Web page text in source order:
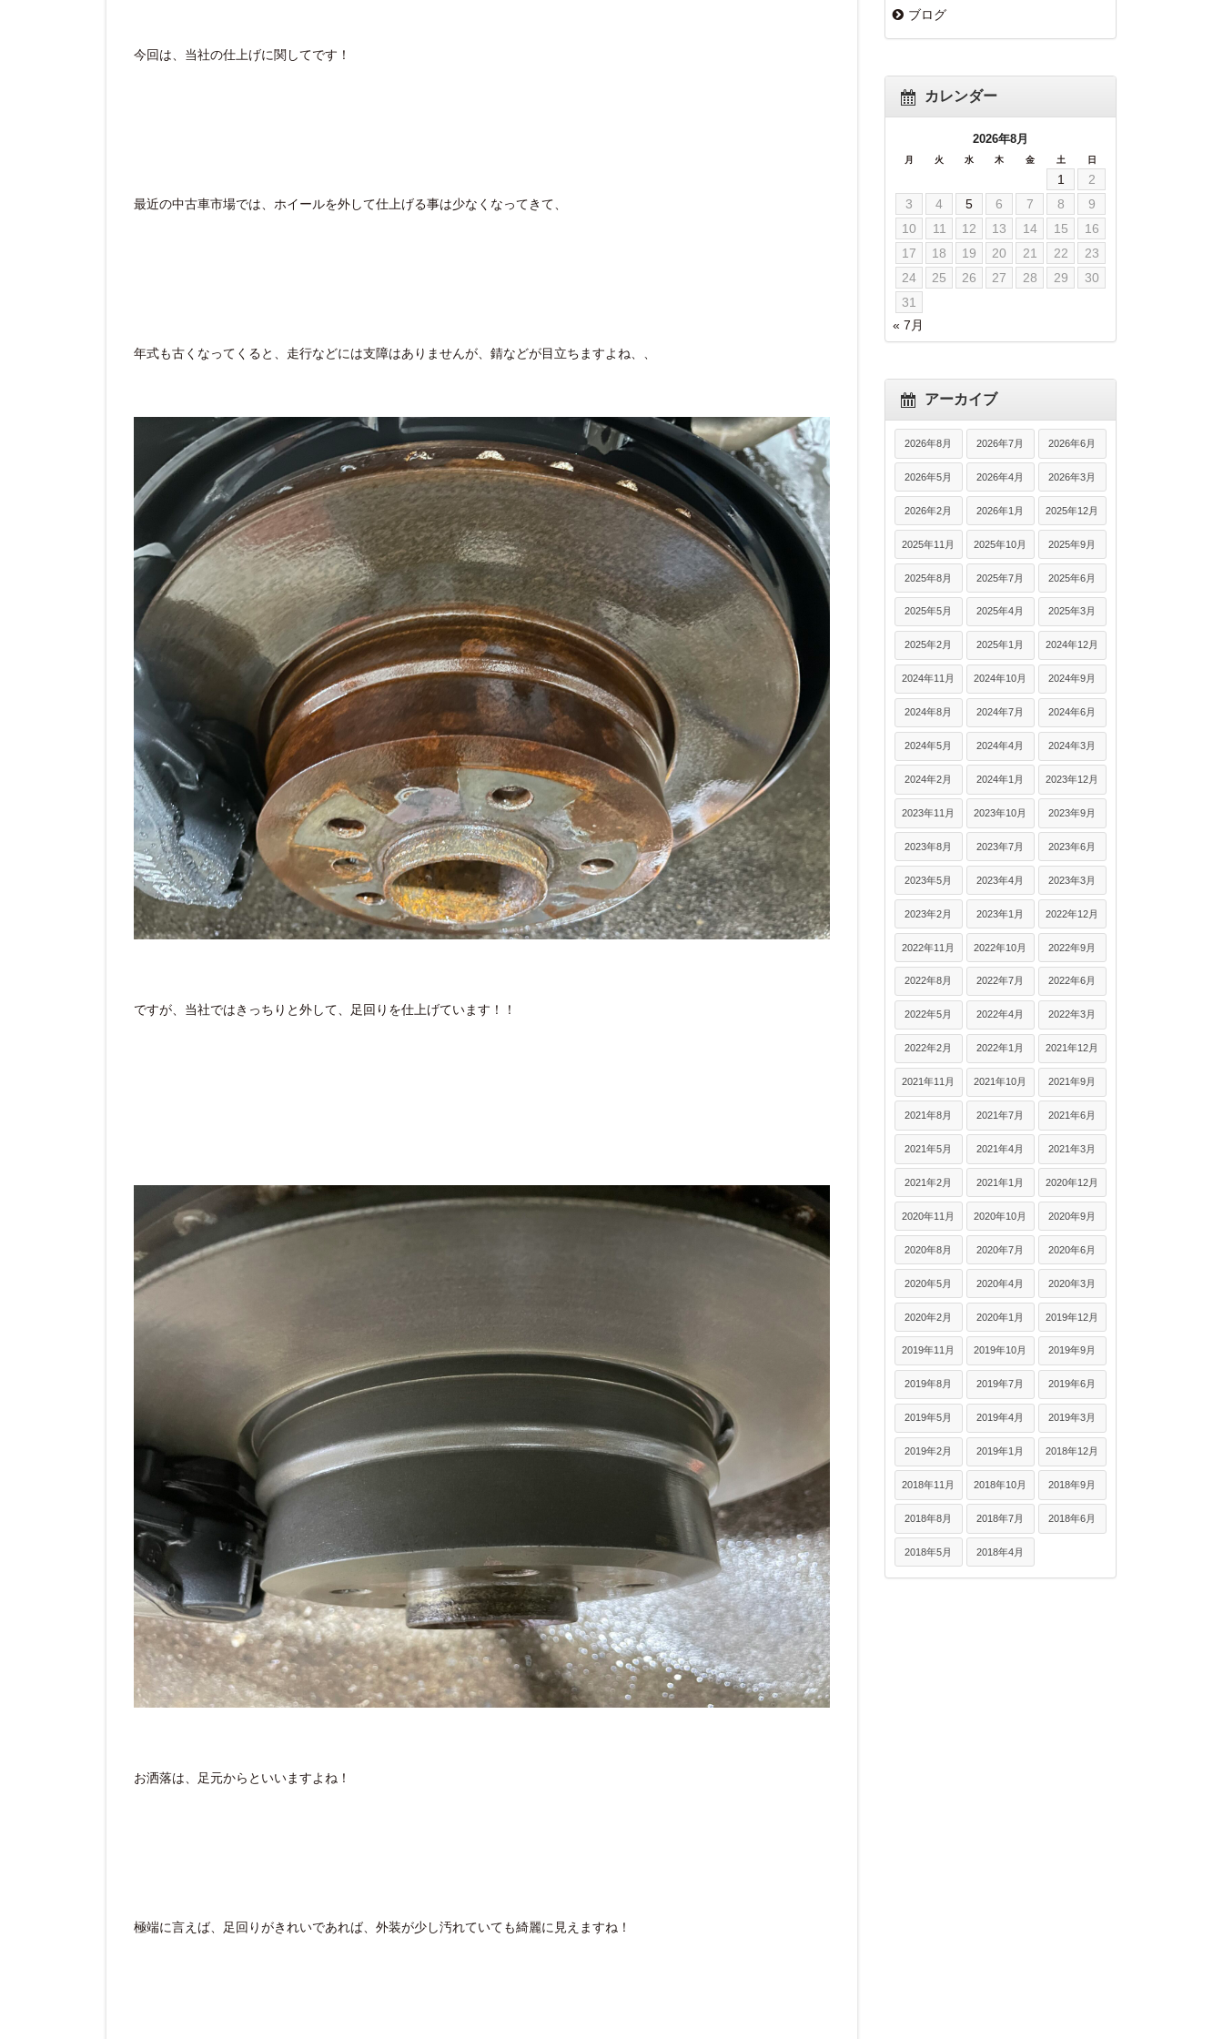
今回は、当社の仕上げに関してです！
最近の中古車市場では、ホイールを外して仕上げる事は少なくなってきて、
年式も古くなってくると、走行などには支障はありませんが、錆などが目立ちますよね、、
ですが、当社ではきっちりと外して、足回りを仕上げています！！
お洒落は、足元からといいますよね！
極端に言えば、足回りがきれいであれば、外装が少し汚れていても綺麗に見えますね！
ブログ
カレンダー
2026年8月
月 火 水 木 金 土 日
1
2
3
4 5 6 7 8
9
10
11 12 13 14 15
16
17
18 19 20 21 22
23
24
25 26 27 28 29
30
31
« 7月
アーカイブ
2026年8月 2026年7月 2026年6月
2026年5月 2026年4月 2026年3月
2026年2月 2026年1月 2025年12月
2025年11月 2025年10月 2025年9月
2025年8月 2025年7月 2025年6月
2025年5月 2025年4月 2025年3月
2025年2月 2025年1月 2024年12月
2024年11月 2024年10月 2024年9月
2024年8月 2024年7月 2024年6月
2024年5月 2024年4月 2024年3月
2024年2月 2024年1月 2023年12月
2023年11月 2023年10月 2023年9月
2023年8月 2023年7月 2023年6月
2023年5月 2023年4月 2023年3月
2023年2月 2023年1月 2022年12月
2022年11月 2022年10月 2022年9月
2022年8月 2022年7月 2022年6月
2022年5月 2022年4月 2022年3月
2022年2月 2022年1月 2021年12月
2021年11月 2021年10月 2021年9月
2021年8月 2021年7月 2021年6月
2021年5月 2021年4月 2021年3月
2021年2月 2021年1月 2020年12月
2020年11月 2020年10月 2020年9月
2020年8月 2020年7月 2020年6月
2020年5月 2020年4月 2020年3月
2020年2月 2020年1月 2019年12月
2019年11月 2019年10月 2019年9月
2019年8月 2019年7月 2019年6月
2019年5月 2019年4月 2019年3月
2019年2月 2019年1月 2018年12月
2018年11月 2018年10月 2018年9月
2018年8月 2018年7月 2018年6月
2018年5月 2018年4月